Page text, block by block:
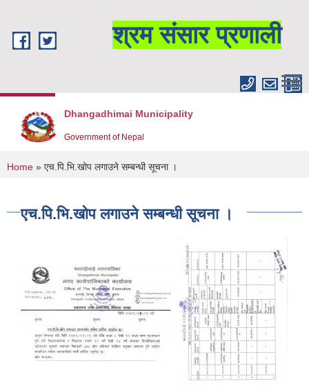
श्रम संसार प्रणाली
Dhangadhimai Municipality
Government of Nepal
You are here
Home » एच.पि.भि.खोप लगाउने सम्बन्धी सूचना ।
एच.पि.भि.खोप लगाउने सम्बन्धी सूचना ।